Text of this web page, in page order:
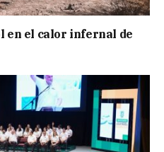
en el calor infernal de